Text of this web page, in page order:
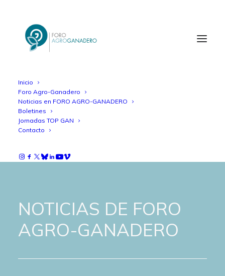
Inicio
Foro Agro-Ganadero
Noticias en FORO AGRO-GANADERO
Boletines
Jornadas TOP GAN
Contacto
NOTICIAS DE FORO
AGRO-GANADERO